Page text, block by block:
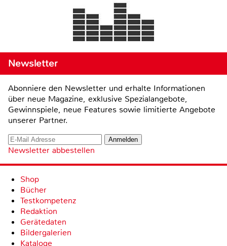
Newsletter
Abonniere den Newsletter und erhalte Informationen
über neue Magazine, exklusive Spezialangebote,
Gewinnspiele, neue Features sowie limitierte Angebote
unserer Partner.
Newsletter abbestellen
Shop
Bücher
Testkompetenz
Redaktion
Gerätedaten
Bildergalerien
Kataloge